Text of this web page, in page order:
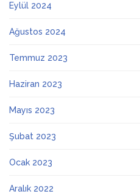
Eylül 2024
Ağustos 2024
Temmuz 2023
Haziran 2023
Mayıs 2023
Şubat 2023
Ocak 2023
Aralık 2022